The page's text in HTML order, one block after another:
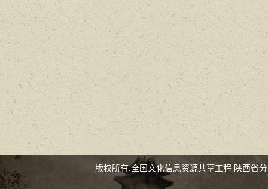
版权所有:全国文化信息资源共享工程 陕西省